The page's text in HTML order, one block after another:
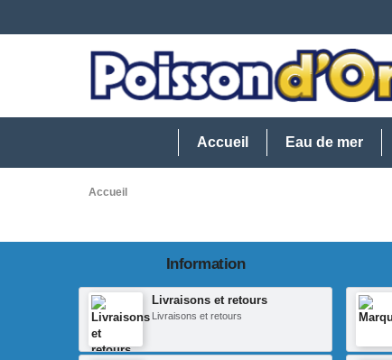
Accueil Eau de mer
Accueil
Information
Livraisons et retours
Livraisons et retours